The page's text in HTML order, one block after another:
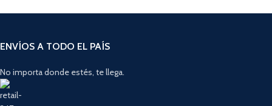
ENVÍOS A TODO EL PAÍS
No importa donde estés, te llega.